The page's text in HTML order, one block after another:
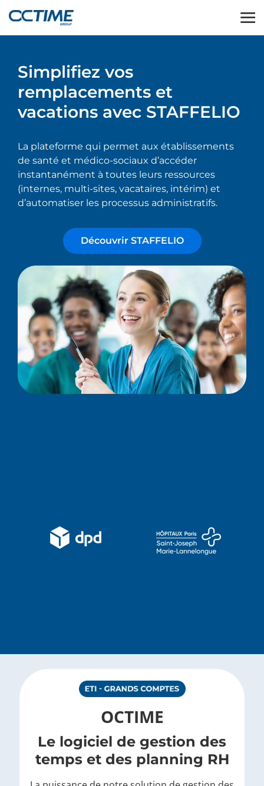
Simplifiez vos
remplacements et
vacations avec STAFFELIO
La plateforme qui permet aux établissements
de santé et médico-sociaux d’accéder
instantanément à toutes leurs ressources
(internes, multi-sites, vacataires, intérim) et
d’automatiser les processus administratifs. ​
Découvrir STAFFELIO
OCTIME
Le logiciel de gestion des
temps et des planning RH